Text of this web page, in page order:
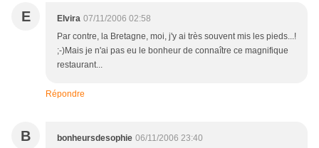
E Elvira 07/11/2006 02:58
Par contre, la Bretagne, moi, j'y ai très souvent mis les pieds...!
;-)Mais je n'ai pas eu le bonheur de connaître ce magnifique
restaurant...
Répondre
B bonheursdesophie 06/11/2006 23:40